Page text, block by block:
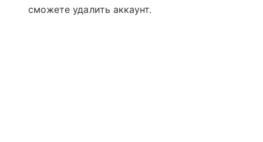
сможете удалить аккаунт.